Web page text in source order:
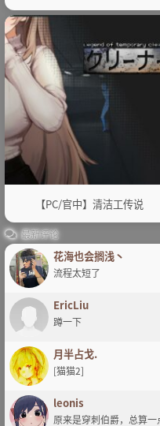
【PC/官中】清洁工传说
最新评论
花海也会搁浅丶
流程太短了
EricLiu
蹲一下
月半占戈.
[猫猫2]
leonis
原来是穿刺伯爵，总算一